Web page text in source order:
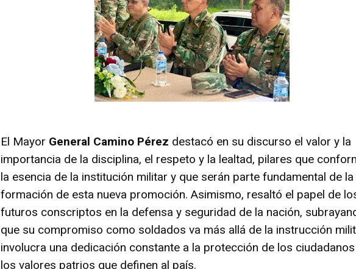
El Mayor General Camino Pérez destacó en su discurso el valor y la
importancia de la disciplina, el respeto y la lealtad, pilares que
la esencia de la institución militar y que serán parte fundamental de la
formación de esta nueva promoción. Asimismo, resaltó el papel de
futuros conscriptos en la defensa y seguridad de la nación,
que su compromiso como soldados va más allá de la instrucción
involucra una dedicación constante a la protección de los
los valores patrios que definen al país.